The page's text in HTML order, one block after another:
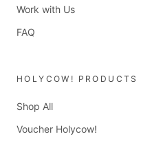
Work with Us
FAQ
HOLYCOW! PRODUCTS
Shop All
Voucher Holycow!